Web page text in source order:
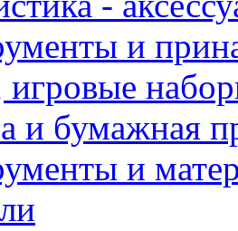
и
и бумажная
и